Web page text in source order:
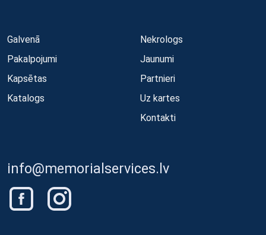
Galvenā
Pakalpojumi
Kapsētas
Katalogs
Nekrologs
Jaunumi
Partnieri
Uz kartes
Kontakti
info@memorialservices.lv